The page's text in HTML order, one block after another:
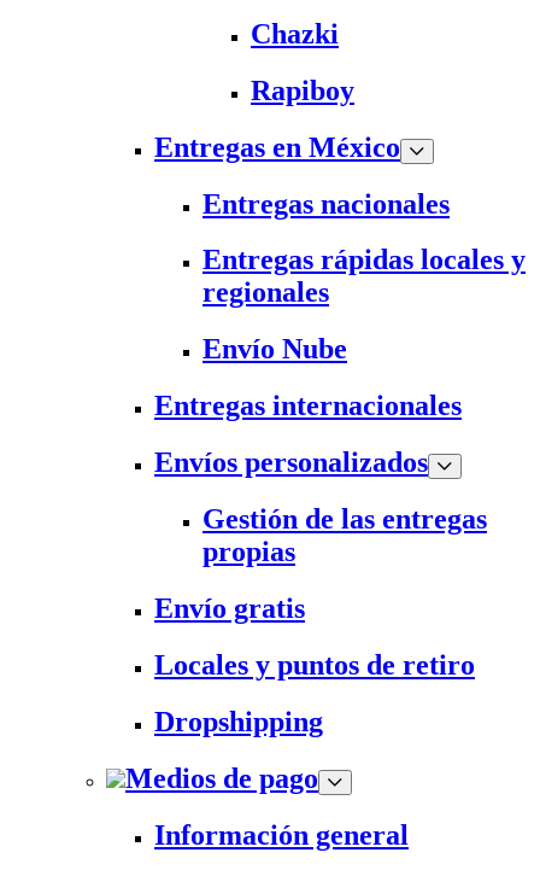
Chazki
Rapiboy
Entregas en México
Entregas nacionales
Entregas rápidas locales y
regionales
Envío Nube
Entregas internacionales
Envíos personalizados
Gestión de las entregas
propias
Envío gratis
Locales y puntos de retiro
Dropshipping
Medios de pago
Información general